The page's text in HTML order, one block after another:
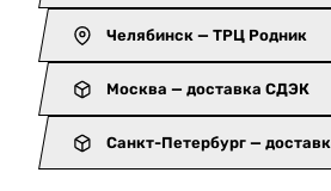
Челябинск — ТРЦ Родник
Москва — доставка СДЭК
Санкт-Петербург —